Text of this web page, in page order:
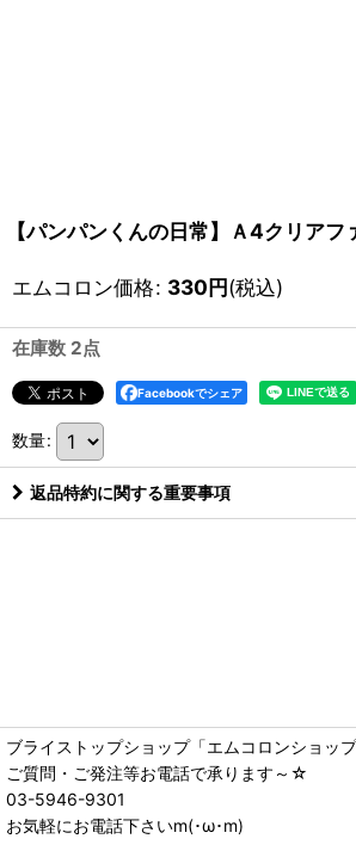
【パンパンくんの日常】Ａ4クリア
エムコロン価格: 330円(税込)
在庫数 2点
Facebookでシェア
数量:
返品特約に関する重要事項
ブライストップショップ「エムコロンショップ
ご質問・ご発注等お電話で承ります～☆
03-5946-9301
お気軽にお電話下さいm(･ω･m)